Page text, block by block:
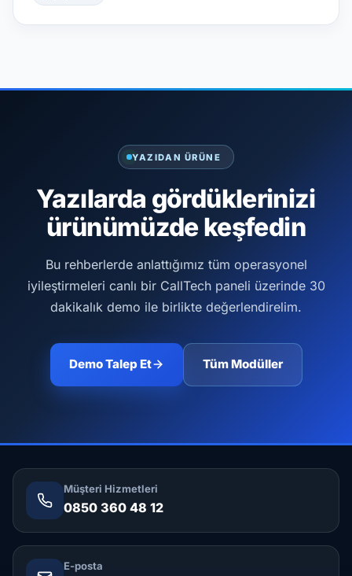
YAZIDAN ÜRÜNE
Yazılarda gördüklerinizi
ürünümüzde keşfedin
Bu rehberlerde anlattığımız tüm operasyonel
iyileştirmeleri canlı bir CallTech paneli üzerinde 30
dakikalık demo ile birlikte değerlendirelim.
Demo Talep Et Tüm Modüller
Müşteri Hizmetleri
0850 360 48 12
E-posta